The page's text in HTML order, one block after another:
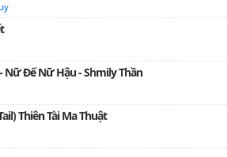
làm gì thì làm, tìm hiểu một chút đi #…
Nữ Đế Nữ Hậu - Shmily Thần
Thiên Tài Ma Thuật